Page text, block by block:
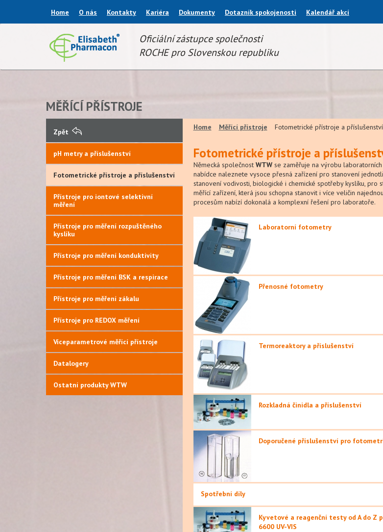
Home O nás Kontakty Kariéra Dokumenty Dotazník spokojenosti Kalendář akcí
Oficiální zástupce společnosti
ROCHE pro Slovenskou republiku
MĚŘÍCÍ PŘÍSTROJE
Zpět
pH metry a příslušenství
Fotometrické přístroje a příslušenství
Přístroje pro iontové selektivní
měření
Přístroje pro měření rozpuštěného
kyslíku
Přístroje pro měření konduktivity
Přístroje pro měření BSK a respirace
Přístroje pro měření zákalu
Přístroje pro REDOX měření
Víceparametrové měřící přístroje
Datalogery
Ostatní produkty WTW
Home Měřící přístroje Fotometrické přístroje a příslušenství
Fotometrické přístroje a
Německá společnost WTWse zaměřuje na výrobu
nabídce naleznete vysoce přesná zařízení pro stanovení
stanovení vodivosti, biologické i chemické spotřeby kyslíku, pro
měřící zařízení, která jsou schopna stanovit i více veličin
procesům nabízí dokonalá a komplexní řešení pro laboratoře.
Laboratorní fotometry
Přenosné fotometry
Termoreaktory a příslušenství
Rozkladná činidla a příslušenství
Doporučené příslušenství pro
Spotřební díly
Kyvetové a reagenční testy od A do Z
6600 UV-VIS